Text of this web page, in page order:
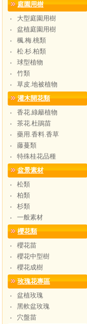
庭園用樹
‧
大型庭園用樹
‧
盆植庭園用樹
‧
楓.梅.桃類
‧
松.杉.柏類
‧
球型植物
‧
竹類
‧
草皮.地被植物
灌木開花類
‧
香花.綠籬植物
‧
茶花.杜鵑苗
‧
藥用.香料.香草
‧
藤蔓類
‧
特殊桂花品種
盆景素材
‧
松類
‧
柏類
‧
杉類
‧
一般素材
櫻花類
‧
櫻花苗
‧
櫻花中型樹
‧
櫻花成樹
玫瑰花專區
‧
盆植玫瑰
‧
黑軟盆玫瑰
‧
穴盤苗